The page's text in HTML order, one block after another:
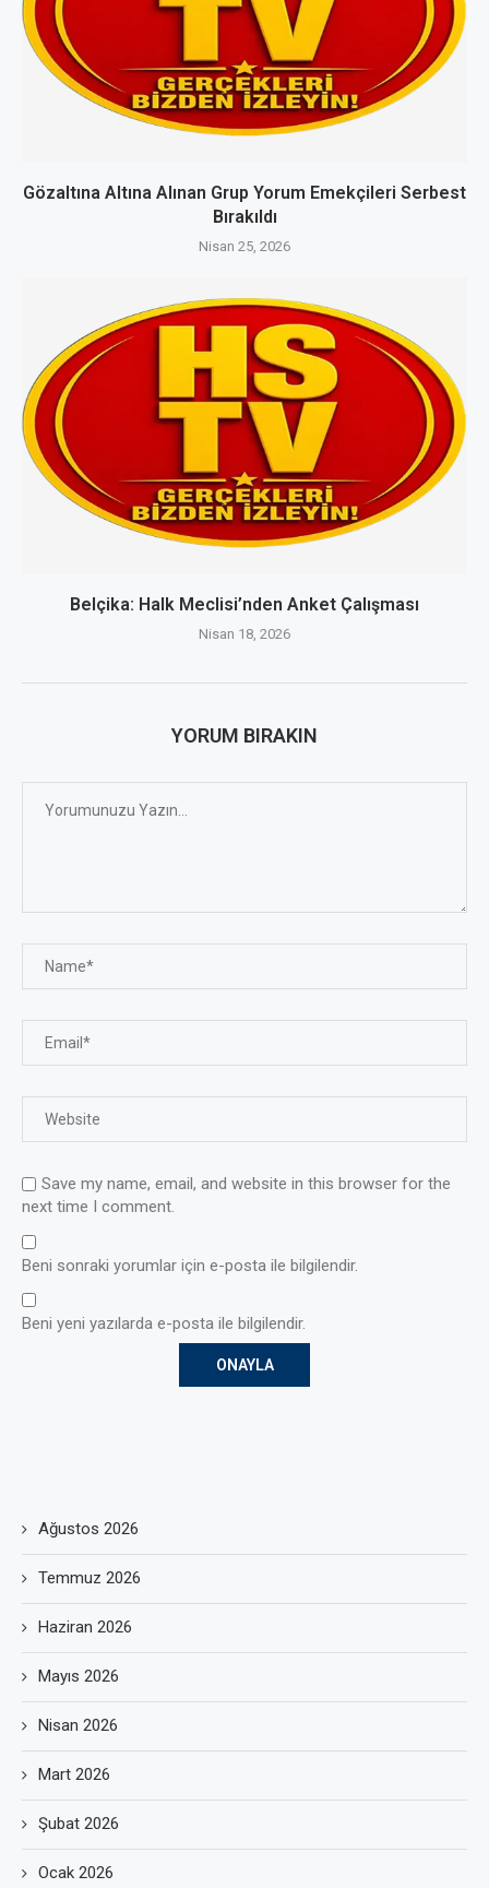
Gözaltına Altına Alınan Grup Yorum Emekçileri Serbest
Bırakıldı
Nisan 25, 2026
Belçika: Halk Meclisi’nden Anket Çalışması
Nisan 18, 2026
YORUM BIRAKIN
Save my name, email, and website in this browser for the
next time I comment.
Beni sonraki yorumlar için e-posta ile bilgilendir.
Beni yeni yazılarda e-posta ile bilgilendir.
Ağustos 2026
Temmuz 2026
Haziran 2026
Mayıs 2026
Nisan 2026
Mart 2026
Şubat 2026
Ocak 2026